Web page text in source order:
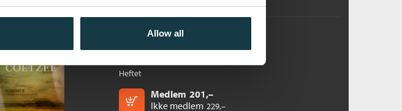
Allow all
Sommer
Heftet
Medlem 201,–
Ikke medlem 229,–
Kjøp